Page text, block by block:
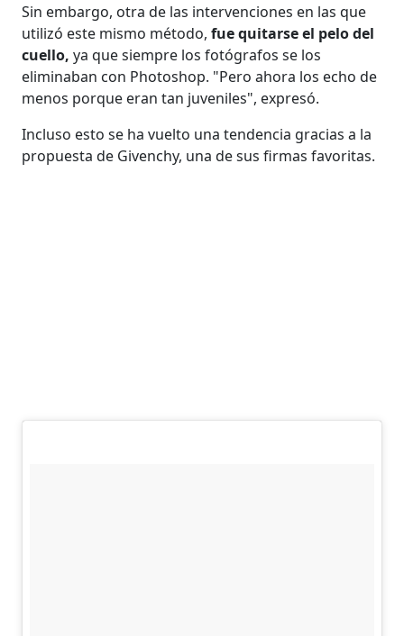
Sin embargo, otra de las intervenciones en las que
utilizó este mismo método,fue quitarse el pelo del
cuello, ya que siempre los fotógrafos se los
eliminaban con Photoshop. "Pero ahora los echo de
menos porque eran tan juveniles", expresó.
Incluso esto se ha vuelto una tendencia gracias a la
propuesta de Givenchy, una de sus firmas favoritas.